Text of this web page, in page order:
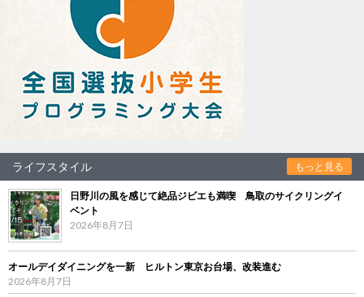
ライフスタイル もっと見る
日野川の風を感じて絶品ジビエも満喫 鳥取のサイクリングイ
ベント
2026年8月7日
オールデイダイニングを一新 ヒルトン東京お台場、改装進む
2026年8月7日